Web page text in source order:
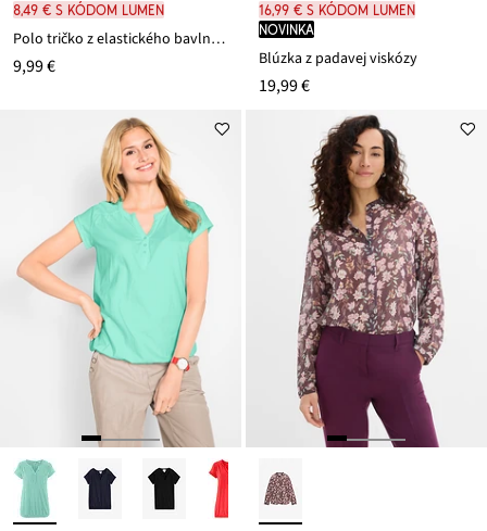
8,49 € s kódom LUMEN
Polo tričko z elastického bavlneného mixu
9,99 €
16,99 € s kódom LUMEN
novinka
Blúzka z padavej viskózy
19,99 €